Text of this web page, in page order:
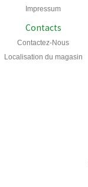
Impressum
Contacts
Contactez-Nous
Localisation du magasin